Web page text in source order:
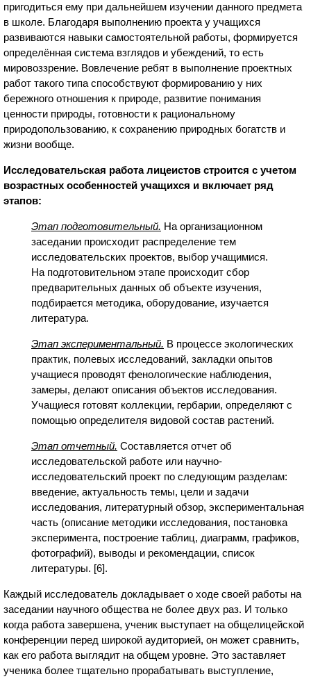
пригодиться ему при дальнейшем изучении данного предмета
в школе. Благодаря выполнению проекта у учащихся
развиваются навыки самостоятельной работы, формируется
определённая система взглядов и убеждений, то есть
мировоззрение. Вовлечение ребят в выполнение проектных
работ такого типа способствуют формированию у них
бережного отношения к природе, развитие понимания
ценности природы, готовности к рациональному
природопользованию, к сохранению природных богатств и
жизни вообще.
Исследовательская работа лицеистов строится с учетом
возрастных особенностей учащихся и включает ряд
этапов:
Этап подготовительный. На организационном
заседании происходит распределение тем
исследовательских проектов, выбор учащимися.
На подготовительном этапе происходит сбор
предварительных данных об объекте изучения,
подбирается методика, оборудование, изучается
литература.
Этап экспериментальный. В процессе экологических
практик, полевых исследований, закладки опытов
учащиеся проводят фенологические наблюдения,
замеры, делают описания объектов исследования.
Учащиеся готовят коллекции, гербарии, определяют с
помощью определителя видовой состав растений.
Этап отчетный. Составляется отчет об
исследовательской работе или научно-
исследовательский проект по следующим разделам:
введение, актуальность темы, цели и задачи
исследования, литературный обзор, экспериментальная
часть (описание методики исследования, постановка
эксперимента, построение таблиц, диаграмм, графиков,
фотографий), выводы и рекомендации, список
литературы. [6].
Каждый исследователь докладывает о ходе своей работы на
заседании научного общества не более двух раз. И только
когда работа завершена, ученик выступает на общелицейской
конференции перед широкой аудиторией, он может сравнить,
как его работа выглядит на общем уровне. Это заставляет
ученика более тщательно прорабатывать выступление,